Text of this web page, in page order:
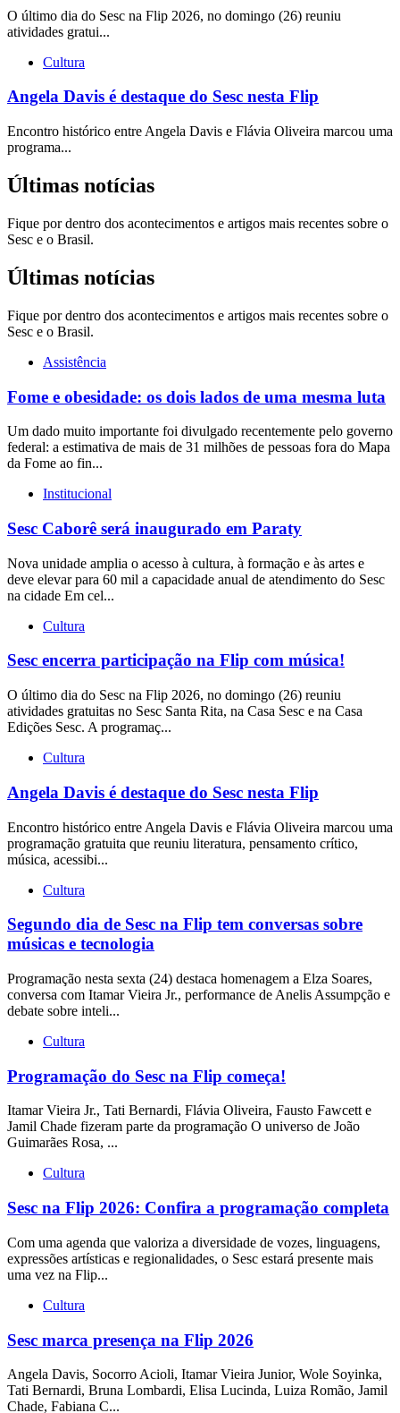
O último dia do Sesc na Flip 2026, no domingo (26) reuniu
atividades gratui...
Cultura
Angela Davis é destaque do Sesc nesta Flip
Encontro histórico entre Angela Davis e Flávia Oliveira marcou uma
programa...
Últimas notícias
Fique por dentro dos acontecimentos e artigos mais recentes sobre o
Sesc e o Brasil.
Últimas notícias
Fique por dentro dos acontecimentos e artigos mais recentes sobre o
Sesc e o Brasil.
Assistência
Fome e obesidade: os dois lados de uma mesma luta
Um dado muito importante foi divulgado recentemente pelo governo
federal: a estimativa de mais de 31 milhões de pessoas fora do Mapa
da Fome ao fin...
Institucional
Sesc Caborê será inaugurado em Paraty
Nova unidade amplia o acesso à cultura, à formação e às artes e
deve elevar para 60 mil a capacidade anual de atendimento do Sesc
na cidade Em cel...
Cultura
Sesc encerra participação na Flip com música!
O último dia do Sesc na Flip 2026, no domingo (26) reuniu
atividades gratuitas no Sesc Santa Rita, na Casa Sesc e na Casa
Edições Sesc. A programaç...
Cultura
Angela Davis é destaque do Sesc nesta Flip
Encontro histórico entre Angela Davis e Flávia Oliveira marcou uma
programação gratuita que reuniu literatura, pensamento crítico,
música, acessibi...
Cultura
Segundo dia de Sesc na Flip tem conversas sobre
músicas e tecnologia
Programação nesta sexta (24) destaca homenagem a Elza Soares,
conversa com Itamar Vieira Jr., performance de Anelis Assumpção e
debate sobre inteli...
Cultura
Programação do Sesc na Flip começa!
Itamar Vieira Jr., Tati Bernardi, Flávia Oliveira, Fausto Fawcett e
Jamil Chade fizeram parte da programação O universo de João
Guimarães Rosa, ...
Cultura
Sesc na Flip 2026: Confira a programação completa
Com uma agenda que valoriza a diversidade de vozes, linguagens,
expressões artísticas e regionalidades, o Sesc estará presente mais
uma vez na Flip...
Cultura
Sesc marca presença na Flip 2026
Angela Davis, Socorro Acioli, Itamar Vieira Junior, Wole Soyinka,
Tati Bernardi, Bruna Lombardi, Elisa Lucinda, Luiza Romão, Jamil
Chade, Fabiana C...